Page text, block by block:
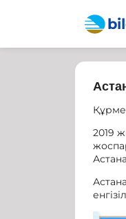
2019